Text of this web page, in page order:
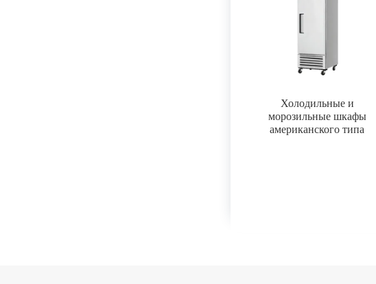
Холодильные и
морозильные шкафы
американского типа